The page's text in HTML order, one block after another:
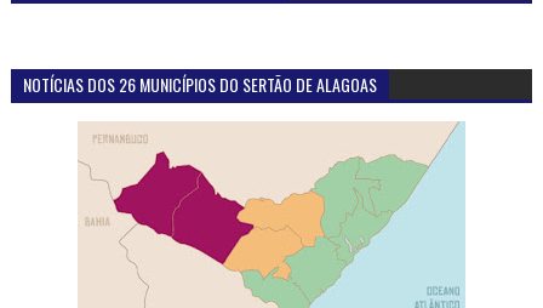
NOTÍCIAS DOS 26 MUNICÍPIOS DO SERTÃO DE ALAGOAS